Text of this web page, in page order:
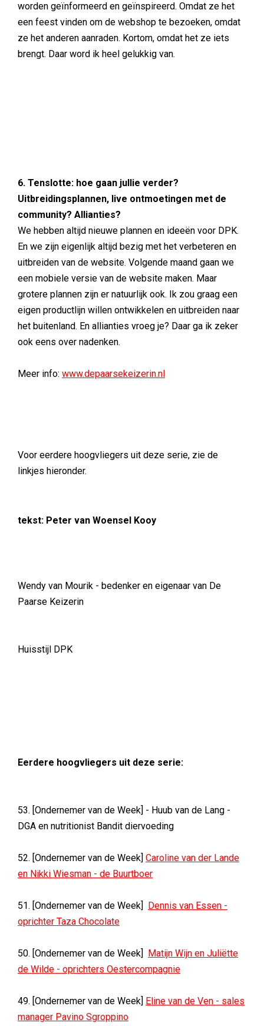
worden geïnformeerd en geïnspireerd. Omdat ze het
een feest vinden om de webshop te bezoeken, omdat
ze het anderen aanraden. Kortom, omdat het ze iets
brengt. Daar word ik heel gelukkig van.
6. Tenslotte: hoe gaan jullie verder?
Uitbreidingsplannen, live ontmoetingen met de
community? Allianties?
We hebben altijd nieuwe plannen en ideeën voor DPK.
En we zijn eigenlijk altijd bezig met het verbeteren en
uitbreiden van de website. Volgende maand gaan we
een mobiele versie van de website maken. Maar
grotere plannen zijn er natuurlijk ook. Ik zou graag een
eigen productlijn willen ontwikkelen en uitbreiden naar
het buitenland. En allianties vroeg je? Daar ga ik zeker
ook eens over nadenken.
Meer info: www.depaarsekeizerin.nl
Voor eerdere hoogvliegers uit deze serie, zie de
linkjes hieronder.
tekst: Peter van Woensel Kooy
Wendy van Mourik - bedenker en eigenaar van De
Paarse Keizerin
Huisstijl DPK
Eerdere hoogvliegers uit deze serie:
53. [Ondernemer van de Week] - Huub van de Lang -
DGA en nutritionist Bandit diervoeding
52. [Ondernemer van de Week] Caroline van der Lande
en Nikki Wiesman - de Buurtboer
51. [Ondernemer van de Week] Dennis van Essen -
oprichter Taza Chocolate
50. [Ondernemer van de Week] Matijn Wijn en Juliëtte
de Wilde - oprichters Oestercompagnie
49. [Ondernemer van de Week] Eline van de Ven - sales
manager Pavino Sgroppino